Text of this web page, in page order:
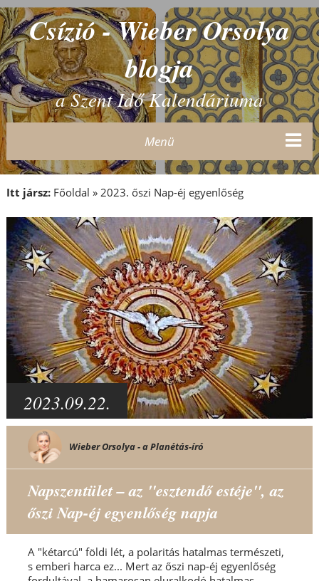
Csízió - Wieber Orsolya
blogja
a Szent Idő Kalendáriuma
Menü
Itt jársz: Főoldal » 2023. őszi Nap-éj egyenlőség
2023.09.22.
Wieber Orsolya - a Planétás-író
Napszentület – az "esztendő estéje", az
őszi Nap-éj egyenlőség napja
A "kétarcú" földi lét, a polaritás hatalmas természeti,
s emberi harca ez... Mert az őszi nap-éj egyenlőség